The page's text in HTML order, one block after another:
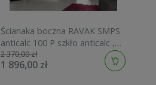
Ścianaka boczna RAVAK SMPS
anticalc 100 P szkło anticalc ,
profil Chrom, H 1900
9SPA0A00Z1
2 370,00 zł
1 896,00 zł